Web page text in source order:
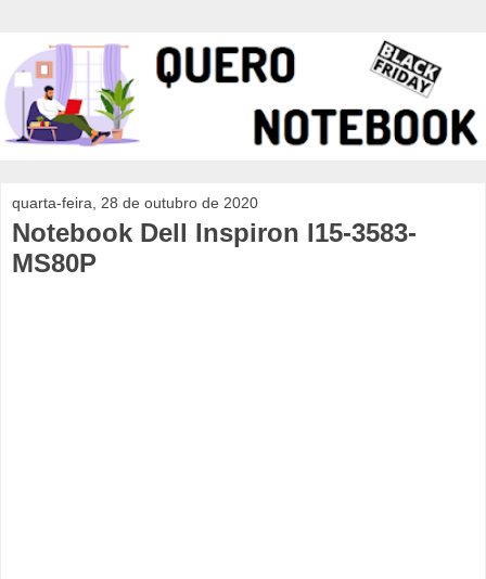
quarta-feira, 28 de outubro de 2020
Notebook Dell Inspiron I15-3583-
MS80P